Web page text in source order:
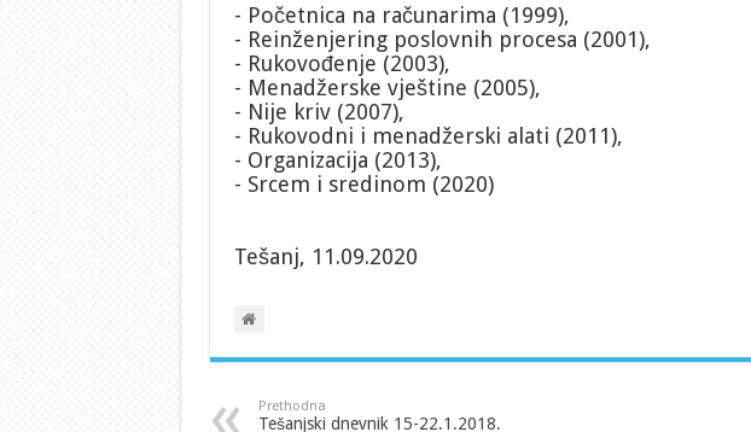
- Početnica na računarima (1999),
- Reinženjering poslovnih procesa (2001),
- Rukovođenje (2003),
- Menadžerske vještine (2005),
- Nije kriv (2007),
- Rukovodni i menadžerski alati (2011),
- Organizacija (2013),
- Srcem i sredinom (2020)
Tešanj, 11.09.2020
Prethodna
Tešanjski dnevnik 15-22.1.2018.